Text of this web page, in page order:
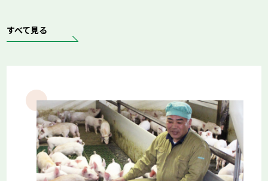
6月4日、第14回コープみらい通常総代会後に「ハッピーミル
クプロジェクト」寄付金贈呈式を開催しました。2025年度寄
2026.06.05 コープデリ連合会
コープみらい
いばらきコープ
とちぎコープ
コープぐんま
コープながの
コープデリにいがた
核兵器不拡散条約（NPT）再検討会議に合わせ生協代表団へ
コープデリグループから代表者2名が参加
すべて見る